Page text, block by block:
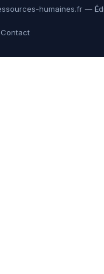
humaines.fr —
Contact